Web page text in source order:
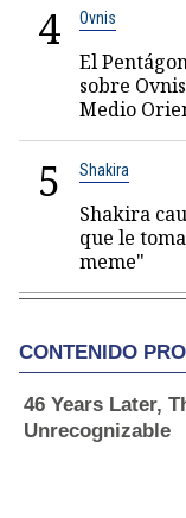
4 Ovnis
El
sobre
Medio
5 Shakira
Shakira
que le
meme"